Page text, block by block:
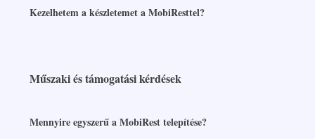
Kezelhetem a készletemet a MobiResttel?
Műszaki és támogatási kérdések
Mennyire egyszerű a MobiRest telepítése?